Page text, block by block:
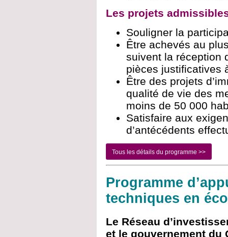
Les projets
Souligner la
Être achevés au
suivent la réception
pièces justificatives
Être des projets
qualité de vie des
moins de 50 000
Satisfaire aux
d’antécédents
Tous les détails du programme >>
Programme
techniques en
Le Réseau
et le gouvernement du